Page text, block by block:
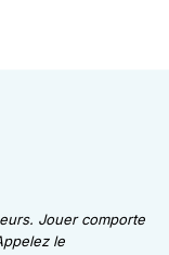
Jouer comporte
le